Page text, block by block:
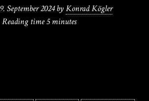
September 2024 byKonrad Kögler
Reading time5 minutes